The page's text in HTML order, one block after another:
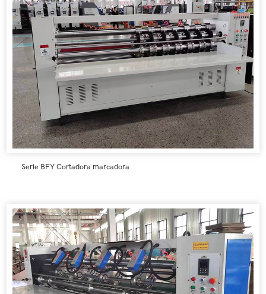
Serie BFY Cortadora marcadora